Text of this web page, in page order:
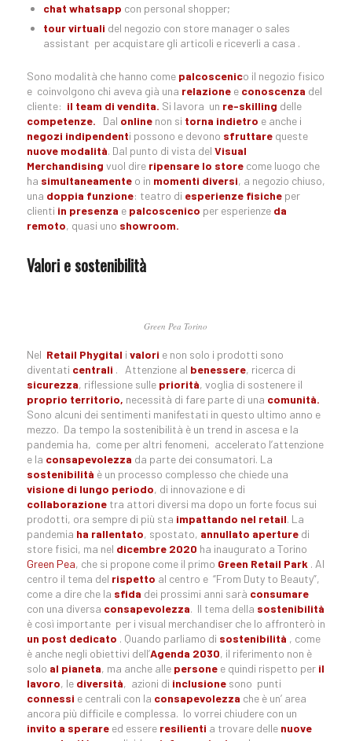
chat whatsapp con personal shopper;
tour virtuali del negozio con store manager o sales
assistant per acquistare gli articoli e riceverli a casa .
Sono modalità che hanno come palcoscenico il negozio fisico
e coinvolgono chi aveva già una relazionee conoscenza del
cliente: il team di vendita. Si lavora un re-skilling delle
competenze. Dal onlinenon si torna indietro e anche i
negozi indipendenti possono e devono sfruttarequeste
nuove modalità. Dal punto di vista del Visual
Merchandising vuol dire ripensare lo storecome luogo che
ha simultaneamenteo in momenti diversi, a negozio chiuso,
una doppia funzione: teatro di esperienze fisicheper
clienti in presenza e palcoscenico per esperienze da
remoto, quasi uno showroom.
Valori e sostenibilità
Green Pea Torino
Nel Retail Phygital i valori e non solo i prodotti sono
diventati centrali . Attenzione al benessere, ricerca di
sicurezza, riflessione sulle priorità, voglia di sostenere il
proprio territorio, necessità di fare parte di una comunità.
Sono alcuni dei sentimenti manifestati in questo ultimo anno e
mezzo. Da tempo la sostenibilità è un trend in ascesa e la
pandemia ha, come per altri fenomeni, accelerato l’attenzione
e la consapevolezza da parte dei consumatori. La
sostenibilità è un processo complesso che chiede una
visione di lungo periodo, di innovazione e di
collaborazionetra attori diversi ma dopo un forte focus sui
prodotti, ora sempre di più sta impattando nel retail. La
pandemia ha rallentato, spostato, annullato aperturedi
store fisici, ma nel dicembre 2020 ha inaugurato a Torino
Green Pea, che si propone come il primo Green Retail Park. Al
centro il tema del rispetto al centro e “From Duty to Beauty”,
come a dire che la sfida dei prossimi anni sarà consumare
con una diversa consapevolezza. Il tema della sostenibilità
è così importante per i visual merchandiser che lo affronterò in
un post dedicato . Quando parliamo di sostenibilità , come
è anche negli obiettivi dell’Agenda 2030, il riferimento non è
solo al pianeta, ma anche alle personee quindi rispetto per il
lavoro, le diversità, azioni di inclusionesono punti
connessi e centrali con la consapevolezza che è un’ area
ancora più difficile e complessa. Io vorrei chiudere con un
invito a sperareed essere resilienti a trovare delle nuove